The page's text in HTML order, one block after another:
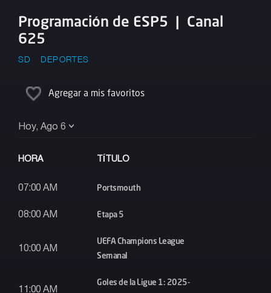
Programación de ESP5 | Canal
625
SD DEPORTES
Agregar a mis favoritos
Hoy, Ago 6
HORA TÍTULO
07:00 AM Portsmouth
08:00 AM Etapa 5
10:00 AM
UEFA Champions League
Semanal
11:00 AM
Goles de la Ligue 1: 2025-